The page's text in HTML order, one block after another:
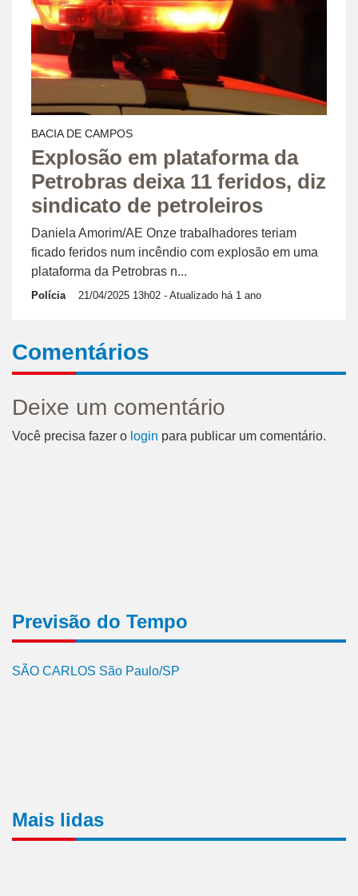
BACIA DE CAMPOS
Explosão em plataforma da
Petrobras deixa 11 feridos, diz
sindicato de petroleiros
Daniela Amorim/AE Onze trabalhadores teriam
ficado feridos num incêndio com explosão em uma
plataforma da Petrobras n...
Polícia 21/04/2025 13h02 - Atualizado há 1 ano
Comentários
Deixe um comentário
Você precisa fazer o login para publicar um comentário.
Previsão do Tempo
SÃO CARLOS São Paulo/SP
Mais lidas